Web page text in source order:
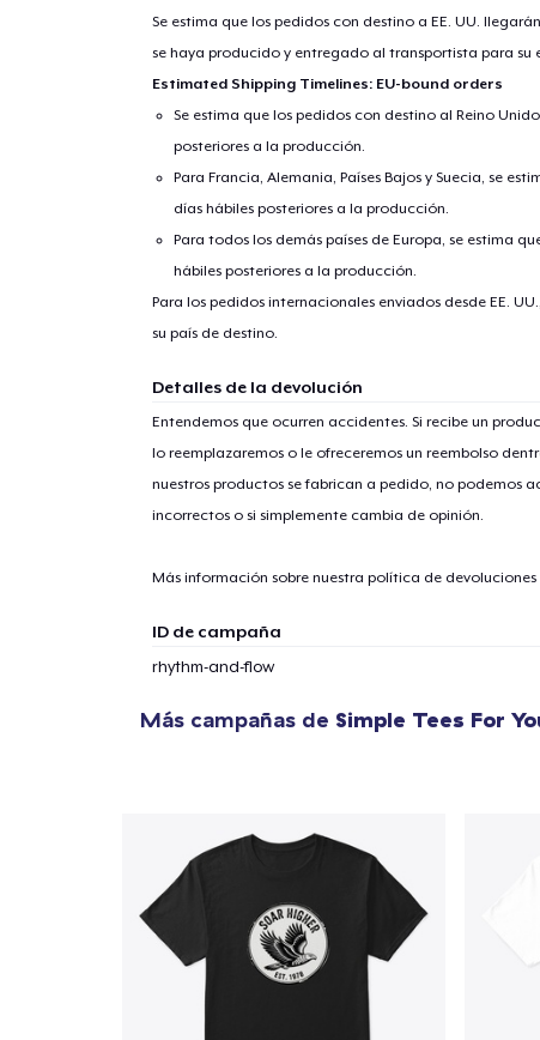
Se estima que los pedidos con destino a EE. UU.
se haya producido y entregado al transportista para su
Estimated Shipping Timelines: EU-bound orders
Se estima que los pedidos con destino al Reino
posteriores a la producción.
Para Francia, Alemania, Países Bajos y Suecia, se
días hábiles posteriores a la producción.
Para todos los demás países de Europa, se estima
hábiles posteriores a la producción.
Para los pedidos internacionales enviados desde EE.
su país de destino.
Detalles de la devolución
Entendemos que ocurren accidentes. Si recibe un
lo reemplazaremos o le ofreceremos un reembolso
nuestros productos se fabrican a pedido, no podemos
incorrectos o si simplemente cambia de opinión.
Más información sobre nuestra política de devoluciones
ID de campaña
rhythm-and-flow
Más campañas de Simple Tees For